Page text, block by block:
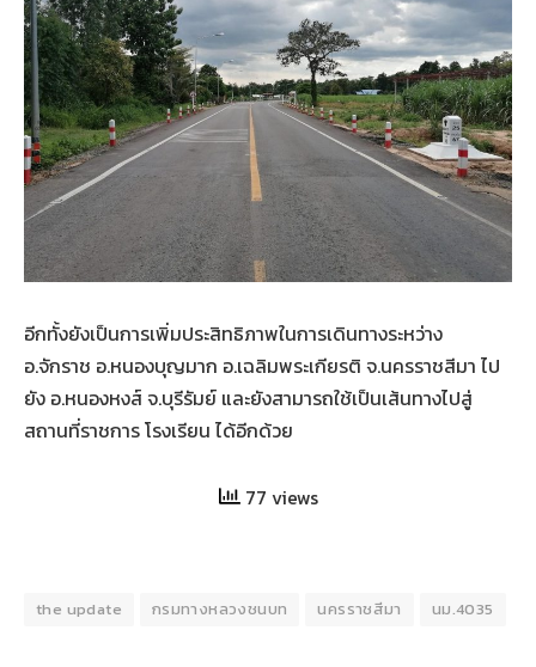
อีกทั้งยังเป็นการเพิ่มประสิทธิภาพในการเดินทางระหว่าง
อ.จักราช อ.หนองบุญมาก อ.เฉลิมพระเกียรติ จ.นครราชสีมา ไป
ยัง อ.หนองหงส์ จ.บุรีรัมย์ และยังสามารถใช้เป็นเส้นทางไปสู่
สถานที่ราชการ โรงเรียน ได้อีกด้วย
77 views
the update กรมทางหลวงชนบท นครราชสีมา นม.4035